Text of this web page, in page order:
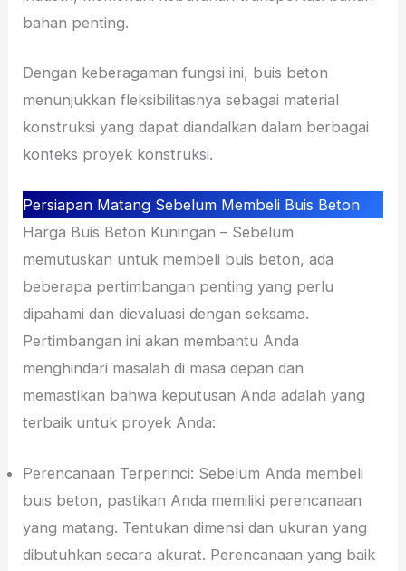
bahan penting.
Dengan keberagaman fungsi ini, buis beton
menunjukkan fleksibilitasnya sebagai material
konstruksi yang dapat diandalkan dalam berbagai
konteks proyek konstruksi.
Persiapan Matang Sebelum Membeli Buis Beton
Harga Buis Beton Kuningan – Sebelum
memutuskan untuk membeli buis beton, ada
beberapa pertimbangan penting yang perlu
dipahami dan dievaluasi dengan seksama.
Pertimbangan ini akan membantu Anda
menghindari masalah di masa depan dan
memastikan bahwa keputusan Anda adalah yang
terbaik untuk proyek Anda:
Perencanaan Terperinci: Sebelum Anda membeli
buis beton, pastikan Anda memiliki perencanaan
yang matang. Tentukan dimensi dan ukuran yang
dibutuhkan secara akurat. Perencanaan yang baik